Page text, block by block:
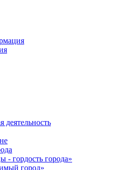
деятельность
- гордость города»
город»